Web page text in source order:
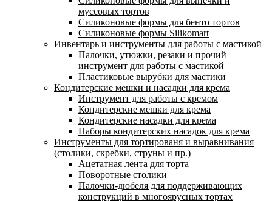
муссовых тортов
Силиконовые формы для бенто тортов
Силиконовые формы Silikomart
Инвентарь и инструменты для работы с мастикой
Палочки, утюжки, резаки и прочий
инструмент для работы с мастикой
Пластиковые вырубки для мастики
Кондитерские мешки и насадки для крема
Инструмент для работы с кремом
Кондитерские мешки для крема
Кондитерские насадки для крема
Наборы кондитерских насадок для крема
Инструменты для тортированя и выравнивания
(столики, скребки, струны и пр.)
Ацетатная лента для торта
Поворотные столики
Палочки-дюбеля для поддерживающих
конструкций в многоярусных тортах